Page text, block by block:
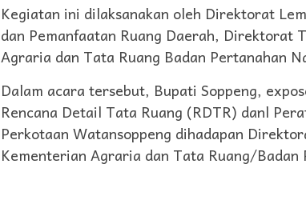
Kegiatan ini dilaksanakan oleh Direktorat
dan Pemanfaatan Ruang Daerah, Direktorat
Agraria dan Tata Ruang Badan Pertanahan
Dalam acara tersebut, Bupati Soppeng,
Rencana Detail Tata Ruang (RDTR) danl
Perkotaan Watansoppeng dihadapan
Kementerian Agraria dan Tata Ruang/Badan